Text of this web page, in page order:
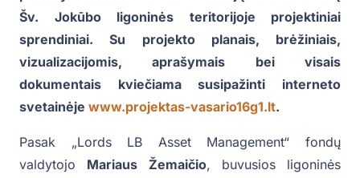
Šv. Jokūbo ligoninės teritorijoje projektiniai
sprendiniai. Su projekto planais, brėžiniais,
vizualizacijomis, aprašymais bei visais
dokumentais kviečiama susipažinti interneto
svetainėje www.projektas-vasario16g1.lt.
Pasak „Lords LB Asset Management“ fondų
valdytojo Mariaus Žemaičio, buvusios ligoninės